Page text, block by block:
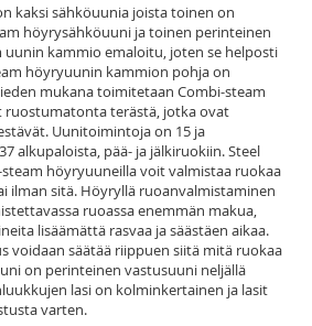
kaksi sähköuunia joista toinen on
höyrysähköuuni ja toinen perinteinen
uunin kammio emaloitu, joten se helposti
höyryuunin kammion pohja on
mukana toimitetaan Combi-steam
terästä, jotka ovat
Uunitoimintoja on 15 ja
alkupaloista, pää- ja jälkiruokiin. Steel
höyryuuneilla voit valmistaa ruokaa
ilman sitä. Höyryllä ruoanvalmistaminen
ruoassa enemmän makua,
lisäämättä rasvaa ja säästäen aikaa.
voidaan säätää riippuen siitä mitä ruokaa
on perinteinen vastusuuni neljällä
lasi on kolminkertainen ja lasit
varten.